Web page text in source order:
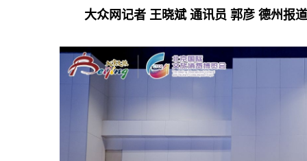
大众网记者 王晓斌 通讯员 郭彦 德州报道